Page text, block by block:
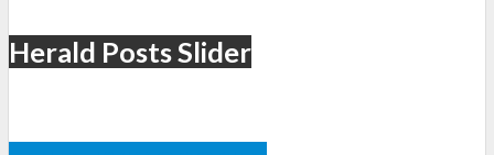
Herald Posts Slider